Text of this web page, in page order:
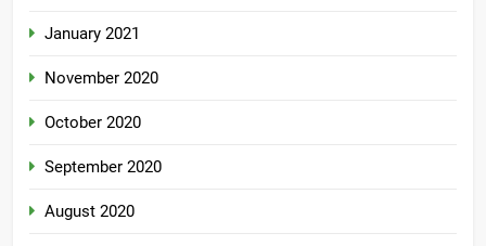
January 2021
November 2020
October 2020
September 2020
August 2020